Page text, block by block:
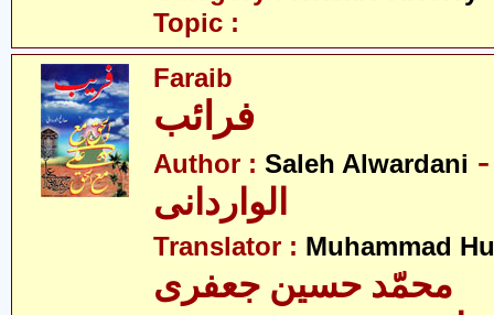
Topic :
Faraib
Author : Saleh Alwardani
الواردانی
Translator : Muhammad
محمّد حسین جعفری